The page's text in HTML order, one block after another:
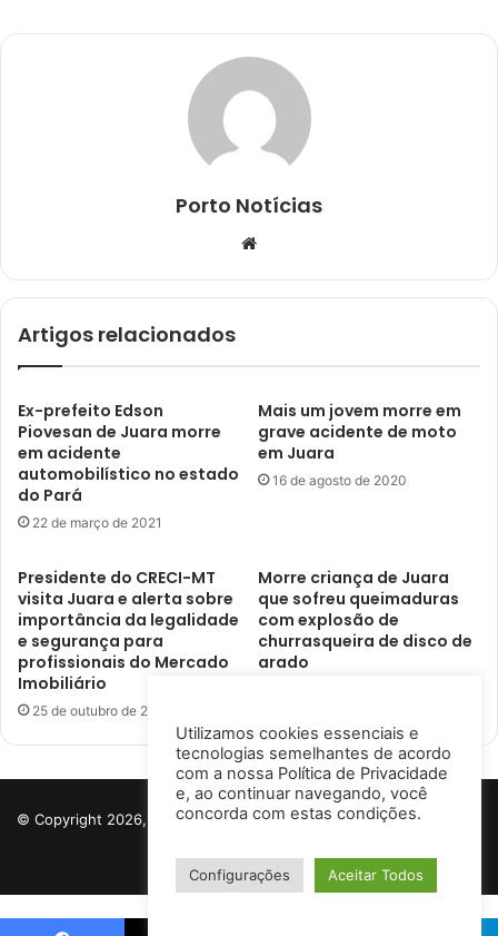
Porto Notícias
Artigos relacionados
Ex-prefeito Edson
Piovesan de Juara morre
em acidente
automobilístico no estado
do Pará
22 de março de 2021
Mais um jovem morre em
grave acidente de moto
em Juara
16 de agosto de 2020
Presidente do CRECI-MT
visita Juara e alerta sobre
importância da legalidade
e segurança para
profissionais do Mercado
Imobiliário
25 de outubro de 2023
Morre criança de Juara
que sofreu queimaduras
com explosão de
churrasqueira de disco de
arado
© Copyright 2026, Todos os direitos reservados a Porto Notícias |
Desenvolvido porIsmael Lima
Utilizamos cookies essenciais e
tecnologias semelhantes de acordo
com a nossa Política de Privacidade
e, ao continuar navegando, você
concorda com estas condições.
Configurações Aceitar Todos